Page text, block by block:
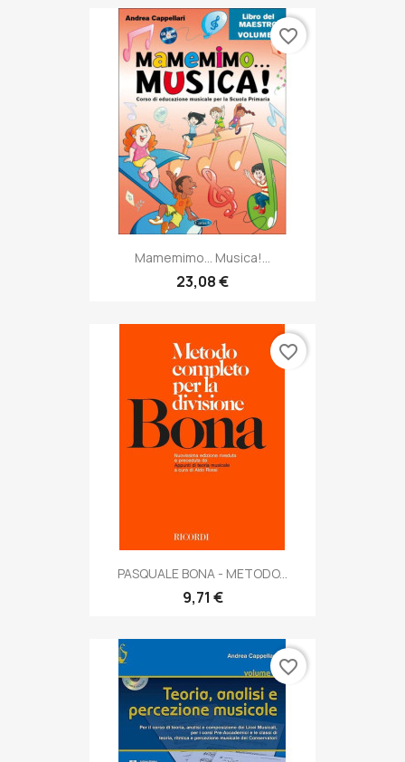
Mamemimo... Musica!...
23,08 €
favorite_border
PASQUALE BONA - METODO...
9,71 €
favorite_border
favorite_border